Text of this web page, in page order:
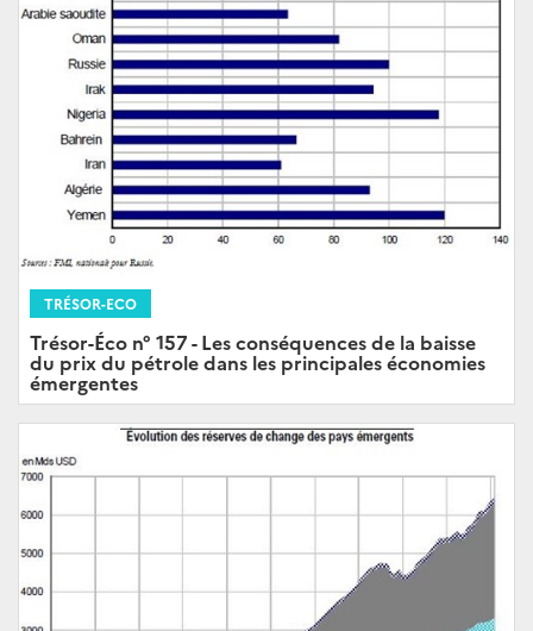
TRÉSOR-ECO
Trésor-Éco n° 157 - Les conséquences de la baisse
du prix du pétrole dans les principales économies
émergentes